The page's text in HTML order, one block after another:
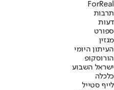
ForReal
תרבות
דעות
ספורט
מגזין
העיתון היומי
הורוסקופ
ישראל השבוע
כלכלה
לייף סטייל